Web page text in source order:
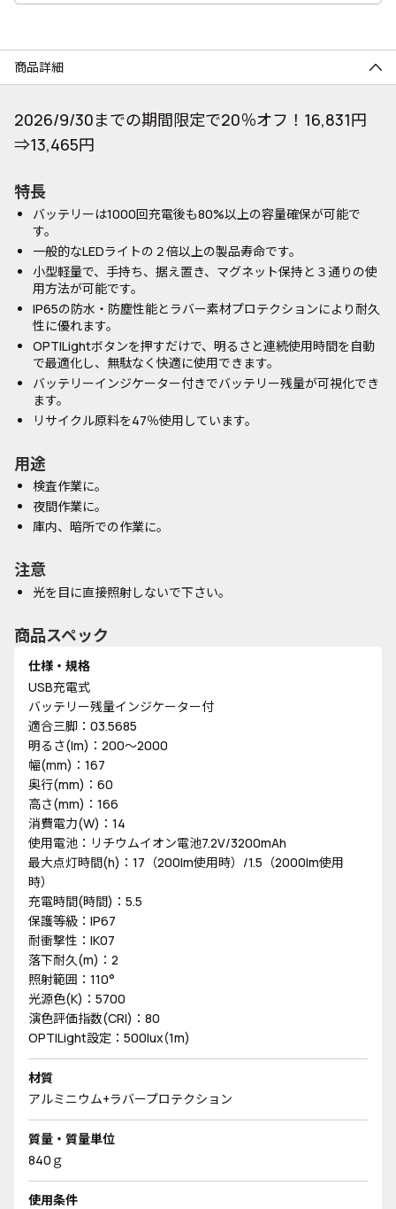
商品詳細
2026/9/30までの期間限定で20％オフ！16,831円
⇒13,465円
特長
バッテリーは1000回充電後も80%以上の容量確保が可能で
す。
一般的なLEDライトの２倍以上の製品寿命です。
小型軽量で、手持ち、据え置き、マグネット保持と３通りの使
用方法が可能です。
IP65の防水・防塵性能とラバー素材プロテクションにより耐久
性に優れます。
OPTILightボタンを押すだけで、明るさと連続使用時間を自動
で最適化し、無駄なく快適に使用できます。
バッテリーインジケーター付きでバッテリー残量が可視化でき
ます。
リサイクル原料を47％使用しています。
用途
検査作業に。
夜間作業に。
庫内、暗所での作業に。
注意
光を目に直接照射しないで下さい。
商品スペック
仕様・規格
USB充電式
バッテリー残量インジケーター付
適合三脚：03.5685
明るさ(lm)：200～2000
幅(mm)：167
奥行(mm)：60
高さ(mm)：166
消費電力(W)：14
使用電池：リチウムイオン電池7.2V/3200mAh
最大点灯時間(h)：17（200lm使用時）/1.5（2000lm使用
時）
充電時間(時間)：5.5
保護等級：IP67
耐衝撃性：IK07
落下耐久(m)：2
照射範囲：110°
光源色(K)：5700
演色評価指数(CRI)：80
OPTILight設定：500lux(1m)
材質
アルミニウム+ラバープロテクション
質量・質量単位
840ｇ
使用条件